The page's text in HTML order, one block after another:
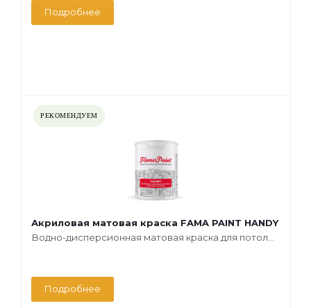
Подробнее
РЕКОМЕНДУЕМ
Акриловая матовая краска FAMA PAINT HANDY
Водно-дисперсионная матовая краска для потол...
Подробнее